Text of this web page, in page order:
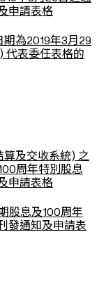
申請表格
為2019年3月29
代表委任表格的
算及交收系統) 之
周年特別股息
申請表格
股息及100周年
發通知及申請表